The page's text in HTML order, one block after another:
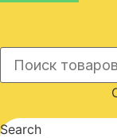
Search